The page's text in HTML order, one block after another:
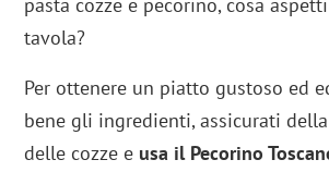
pasta cozze e pecorino, cosa
tavola?
Per ottenere un piatto gustoso ed
bene gli ingredienti, assicurati
delle cozze e usa il Pecorino